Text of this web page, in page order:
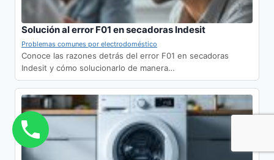
Solución al error F01 en secadoras Indesit
Problemas comunes por electrodoméstico
Conoce las razones detrás del error F01 en secadoras
Indesit y cómo solucionarlo de manera…